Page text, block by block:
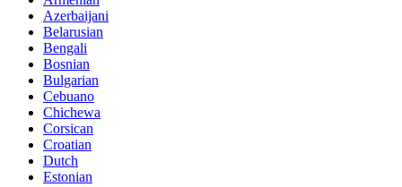
Azerbaijani
Belarusian
Bengali
Bosnian
Bulgarian
Cebuano
Chichewa
Corsican
Croatian
Dutch
Estonian